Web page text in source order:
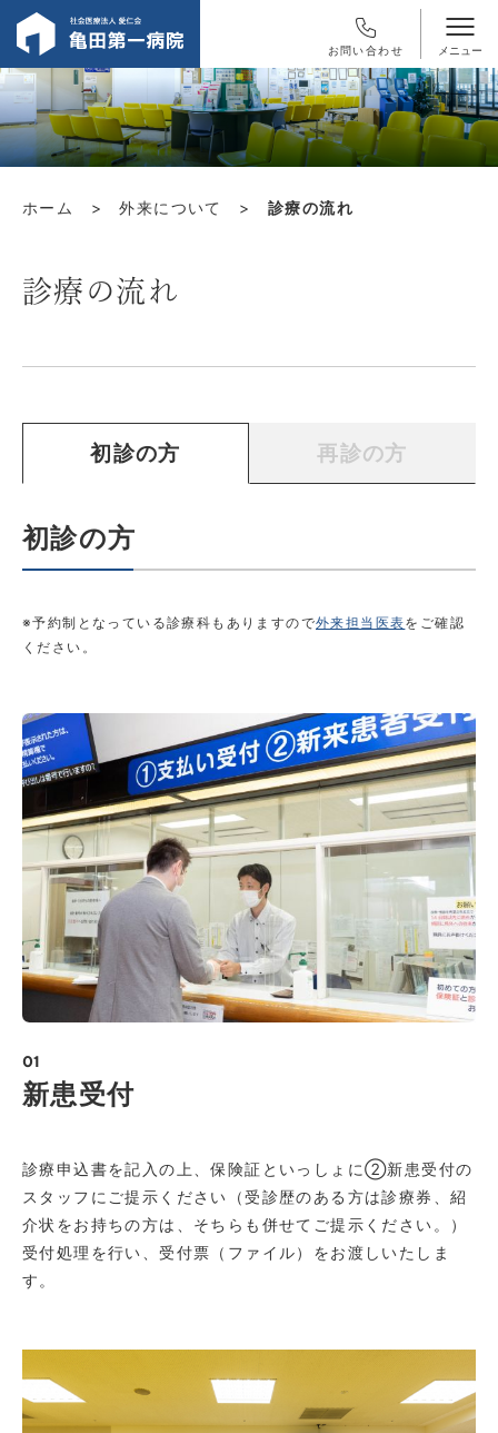
お問い合わせ
ホーム > 外来について > 診療の流れ
診療の流れ
初診の方 再診の方
初診の方
※予約制となっている診療科もありますので外来担当医表をご確認
ください。
01
新患受付
診療申込書を記入の上、保険証といっしょに②新患受付の
スタッフにご提示ください（受診歴のある方は診療券、紹
介状をお持ちの方は、そちらも併せてご提示ください。）
受付処理を行い、受付票（ファイル）をお渡しいたしま
す。